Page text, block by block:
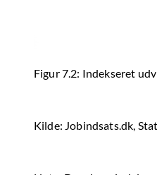
Figur 7.2: Indekseret
Kilde: Jobindsats.dk,